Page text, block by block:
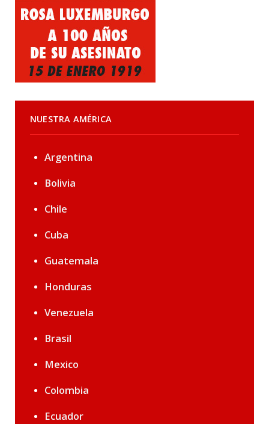
NUESTRA AMÉRICA
Argentina
Bolivia
Chile
Cuba
Guatemala
Honduras
Venezuela
Brasil
Mexico
Colombia
Ecuador